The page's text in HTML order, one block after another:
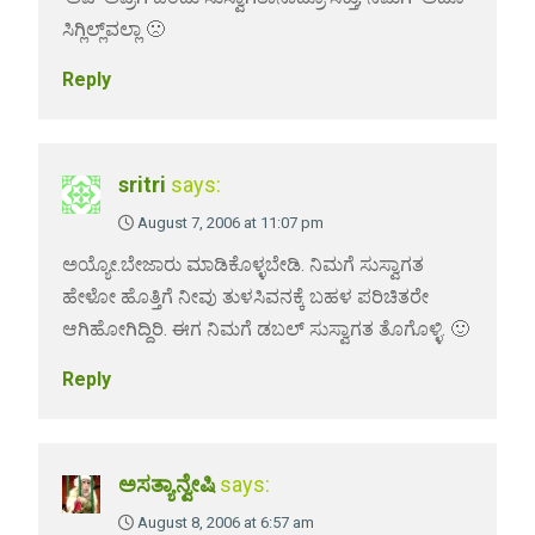
ಸಿಗ್ಲಿಲ್ಲ್‌ವಲ್ಲಾ 🙁
Reply
sritri says:
August 7, 2006 at 11:07 pm
ಅಯ್ಯೋ.ಬೇಜಾರು ಮಾಡಿಕೊಳ್ಳಬೇಡಿ. ನಿಮಗೆ ಸುಸ್ವಾಗತ
ಹೇಳೋ ಹೊತ್ತಿಗೆ ನೀವು ತುಳಸಿವನಕ್ಕೆ ಬಹಳ ಪರಿಚಿತರೇ
ಆಗಿಹೋಗಿದ್ದಿರಿ. ಈಗ ನಿಮಗೆ ಡಬಲ್ ಸುಸ್ವಾಗತ ತೊಗೊಳ್ಳಿ. 🙂
Reply
ಅಸತ್ಯಾನ್ವೇಷಿ says:
August 8, 2006 at 6:57 am